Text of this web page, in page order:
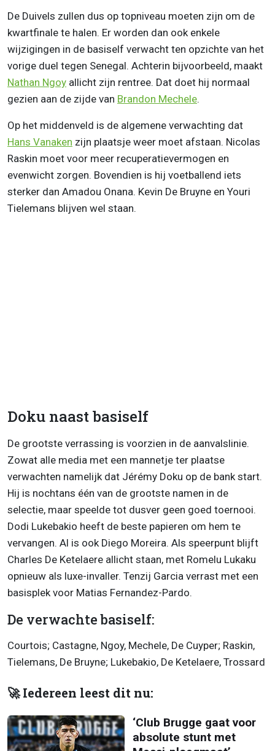
De Duivels zullen dus op topniveau moeten zijn om de
kwartfinale te halen. Er worden dan ook enkele
wijzigingen in de basiself verwacht ten opzichte van het
vorige duel tegen Senegal. Achterin bijvoorbeeld, maakt
Nathan Ngoy allicht zijn rentree. Dat doet hij normaal
gezien aan de zijde van Brandon Mechele.
Op het middenveld is de algemene verwachting dat
Hans Vanaken zijn plaatsje weer moet afstaan. Nicolas
Raskin moet voor meer recuperatievermogen en
evenwicht zorgen. Bovendien is hij voetballend iets
sterker dan Amadou Onana. Kevin De Bruyne en Youri
Tielemans blijven wel staan.
Doku naast basiself
De grootste verrassing is voorzien in de aanvalslinie.
Zowat alle media met een mannetje ter plaatse
verwachten namelijk dat Jérémy Doku op de bank start.
Hij is nochtans één van de grootste namen in de
selectie, maar speelde tot dusver geen goed toernooi.
Dodi Lukebakio heeft de beste papieren om hem te
vervangen. Al is ook Diego Moreira. Als speerpunt blijft
Charles De Ketelaere allicht staan, met Romelu Lukaku
opnieuw als luxe-invaller. Tenzij Garcia verrast met een
basisplek voor Matias Fernandez-Pardo.
De verwachte basiself:
Courtois; Castagne, Ngoy, Mechele, De Cuyper; Raskin,
Tielemans, De Bruyne; Lukebakio, De Ketelaere, Trossard
🚀 Iedereen leest dit nu:
‘Club Brugge gaat voor
absolute stunt met